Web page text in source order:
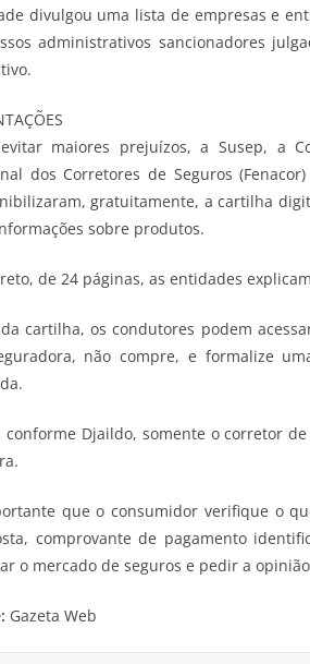
divulgou uma lista de empresas e
administrativos sancionadores
maiores prejuízos, a Susep, a
dos Corretores de Seguros
gratuitamente, a cartilha
sobre produtos.
de 24 páginas, as entidades
cartilha, os condutores podem
não compre, e formalize
conforme Djaildo, somente o corretor
que o consumidor verifique o
comprovante de pagamento
o mercado de seguros e pedir a
Gazeta Web